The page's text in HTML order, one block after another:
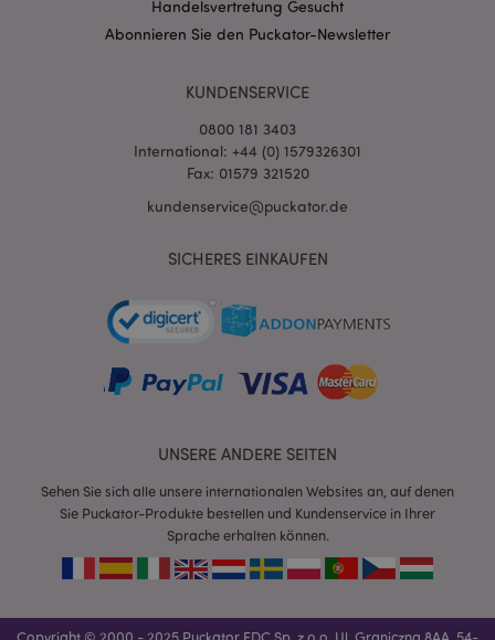
Handelsvertretung Gesucht
Abonnieren Sie den Puckator-Newsletter
KUNDENSERVICE
0800 181 3403
International: +44 (0) 1579326301
Fax: 01579 321520
kundenservice@puckator.de
SICHERES EINKAUFEN
UNSERE ANDERE SEITEN
Sehen Sie sich alle unsere internationalen Websites an, auf denen
Sie Puckator-Produkte bestellen und Kundenservice in Ihrer
Sprache erhalten können.
Copyright © 2000 - 2025 Puckator EDC Sp. z o.o. Ul. Graniczna 8AA, 54-
mage-cache-sessid
Adobe Inc.
www.puckator.de
_GRECAPTCHA
Google LLC
recently_compared_product_previous
Adobe Inc.
www.puckator.de